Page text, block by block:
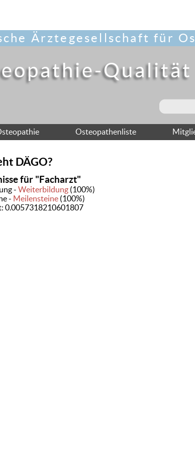
Ärztegesellschaft für
Qualität
Osteopathenliste
DÄGO?
für "Facharzt"
- Weiterbildung (100%)
- Meilensteine (100%)
0.0057318210601807